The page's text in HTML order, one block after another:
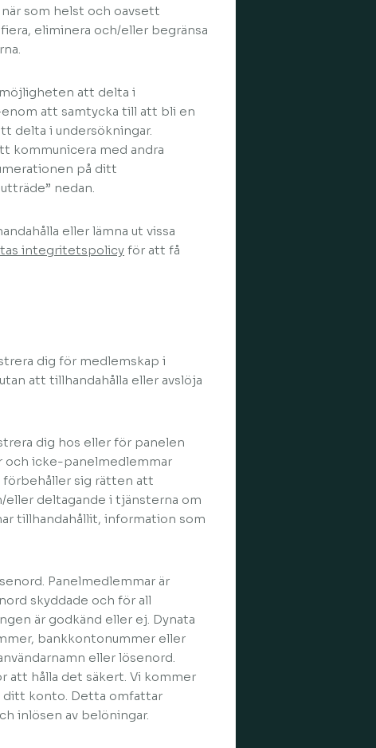
som helst och oavsett
eliminera och/eller begränsa
att delta i
att samtycka till att bli en
delta i undersökningar.
kommunicera med andra
på ditt
nedan.
eller lämna ut vissa
integritetspolicy för att få
dig för medlemskap i
att tillhandahålla eller avslöja
dig hos eller för panelen
och icke-panelmedlemmar
förbehåller sig rätten att
eller deltagande i tjänsterna om
tillhandahållit, information som
Panelmedlemmar är
skyddade och för all
är godkänd eller ej. Dynata
bankkontonummer eller
eller lösenord.
att hålla det säkert. Vi kommer
ditt konto. Detta omfattar
inlösen av belöningar.